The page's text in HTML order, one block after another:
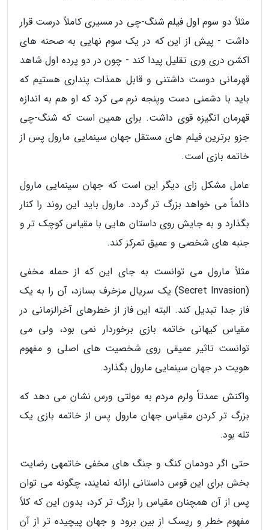
مثلاً دو سوم اول فیلم شنگ-چی در مسیری کاملاً درست قرار
داشت - پیش از این که در یک سوم نهایی به صحنه های
اکشن دری وری تقلیل پیدا کند - چون در دو پرده اول شاهد
قهرمانی دوست داشتنی و قابل همذات پنداری هستیم که
باید با دشمنی دست وپنجه نرم می کرد که او هم به اندازه
قهرمان انگیزه قوی داشت. برای همین است که شنگ-چی
جزو برترین فیلم های مستقل جهان سینمایی مارول پس از
خاتمه بازی است.
عامل مشکل زای دیگر این است که جهان سینمایی مارول
دائماً می خواهد بزرگ تر گردد. مارول باید این روند را کنار
بگذارد و به جایش روی داستان هایی با مقیاس کوچک تر و
جنبه های شخصی و عمیق تمرکز کند.
مثلاً مارول می توانست به جای این که از حمله مخفی
(Secret Invasion) یک سریال مزخرف بسازد، آن را به یک
فاز جدا تبدیل کند. البته این فاز از خطرهای آخرالزمانی در
مقیاس کیهانی خاتمه بازی برخوردار نمی بود، ولی می
توانست تاثیر عمیقی روی شخصیت های اصلی و مفهوم
هویت در جهان سینمایی مارول بگذارد.
واکنش عمدتاً ولرم مردم به مولتی ورس نشان می دهد که
بزرگ تر کردن مقیاس جهان مارول پس از خاتمه بازی یک
تله بود.
حتی اگر دودمان کنگ و جنگ های مخفی خاتمهی رضایت
بخش برای این قوس داستانی ارائه نمایند، چگونه می توان
پس از آن همچنان مقیاس را بزرگ تر کرد، بدون این که کلاً
مفهوم خطر و ریسک از بین برود و جهان پیچیده تر از آن